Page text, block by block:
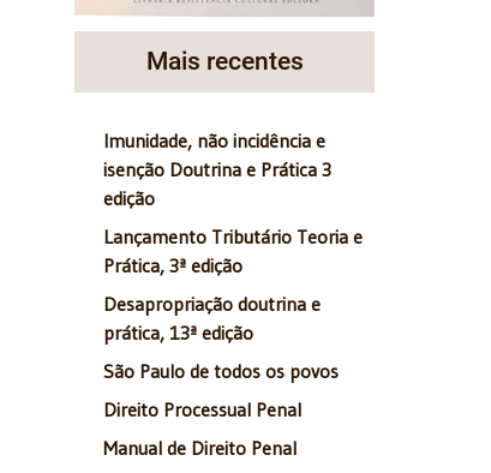
Mais recentes
Imunidade, não incidência e
isenção Doutrina e Prática 3
edição
Lançamento Tributário Teoria e
Prática, 3ª edição
Desapropriação doutrina e
prática, 13ª edição
São Paulo de todos os povos
Direito Processual Penal
Manual de Direito Penal